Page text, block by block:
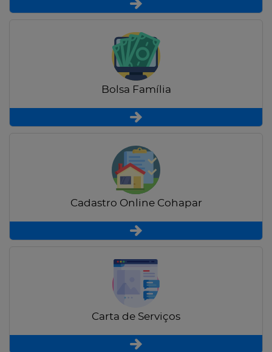
Bolsa Família
Cadastro Online Cohapar
Carta de Serviços